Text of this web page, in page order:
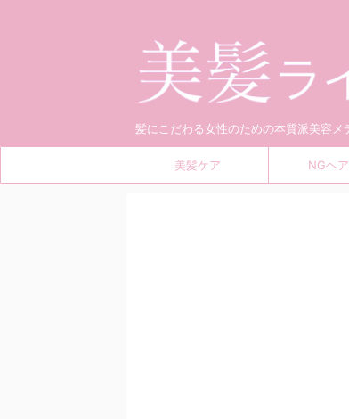
髪にこだわる女性のための本質派美容メ
美髪ケア NGヘ